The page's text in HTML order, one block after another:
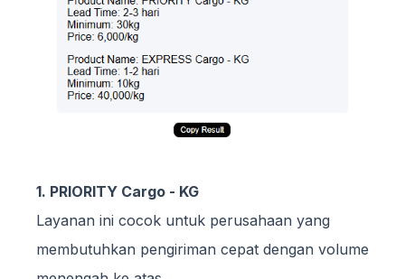
1. PRIORITY Cargo - KG
Layanan ini cocok untuk perusahaan yang
membutuhkan pengiriman cepat dengan volume